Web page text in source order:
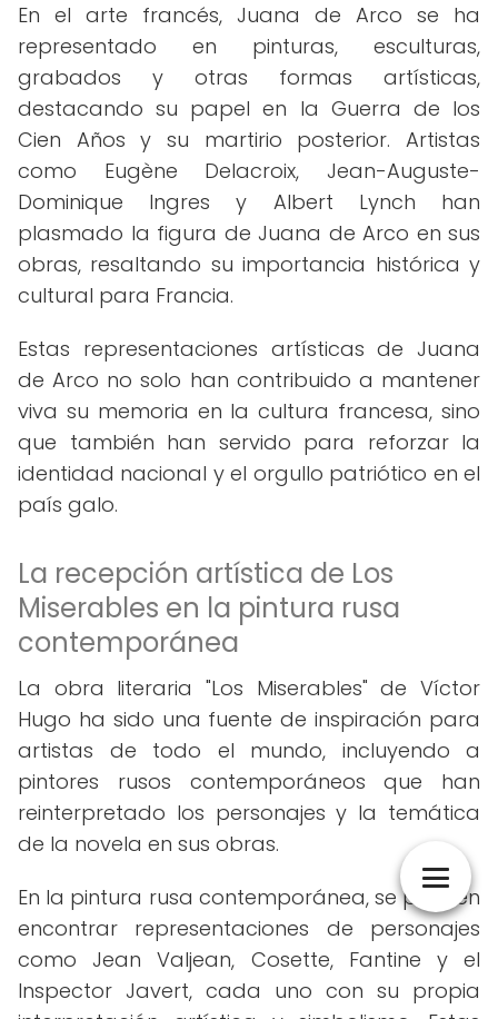
En el arte francés, Juana de Arco se ha
representado en pinturas, esculturas,
grabados y otras formas artísticas,
destacando su papel en la Guerra de los
Cien Años y su martirio posterior. Artistas
como Eugène Delacroix, Jean-Auguste-
Dominique Ingres y Albert Lynch han
plasmado la figura de Juana de Arco en sus
obras, resaltando su importancia histórica y
cultural para Francia.
Estas representaciones artísticas de Juana
de Arco no solo han contribuido a mantener
viva su memoria en la cultura francesa, sino
que también han servido para reforzar la
identidad nacional y el orgullo patriótico en el
país galo.
La recepción artística de Los
Miserables en la pintura rusa
contemporánea
La obra literaria "Los Miserables" de Víctor
Hugo ha sido una fuente de inspiración para
artistas de todo el mundo, incluyendo a
pintores rusos contemporáneos que han
reinterpretado los personajes y la temática
de la novela en sus obras.
En la pintura rusa contemporánea, se pueden
encontrar representaciones de personajes
como Jean Valjean, Cosette, Fantine y el
Inspector Javert, cada uno con su propia